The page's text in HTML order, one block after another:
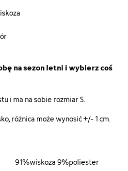
na sezon letni i wybierz coś
i ma na sobie rozmiar S.
różnica może wynosić +/- 1 cm.
91%wiskoza 9%poliester